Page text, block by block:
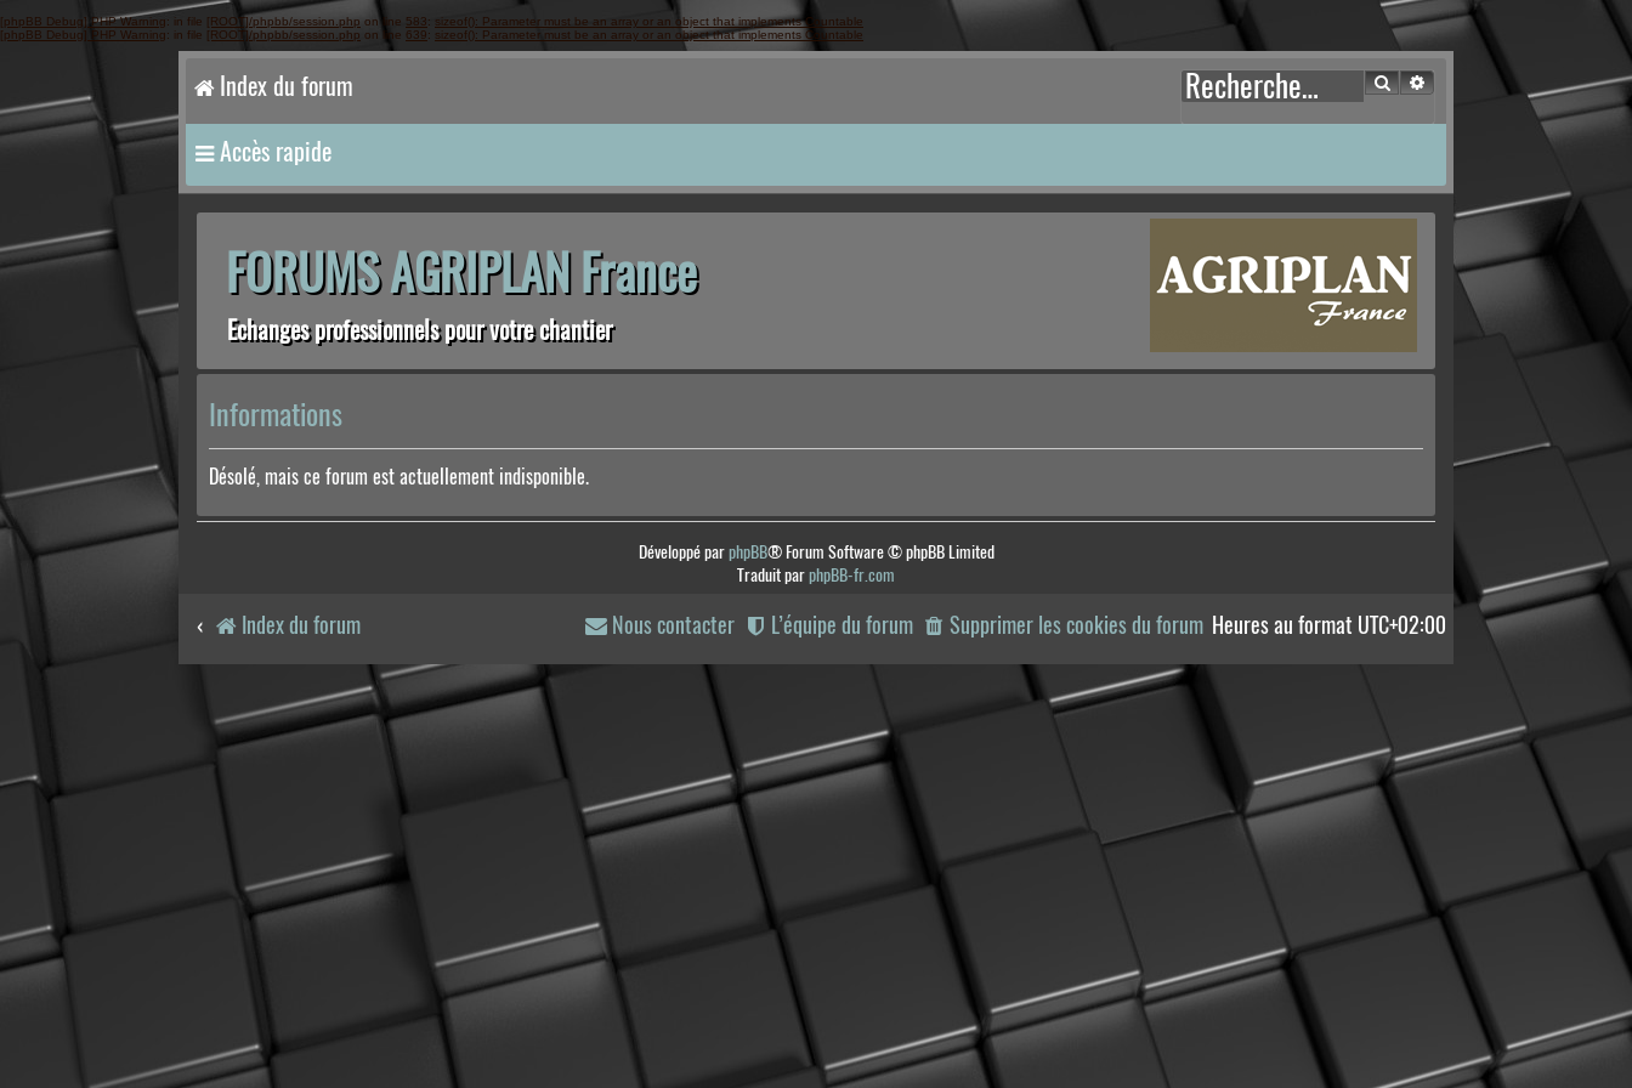
[phpBB Debug] PHP Warning: in file [ROOT]/phpbb/session.php on line 583: sizeof(): Parameter must be an array or an object that implements Countable
[phpBB Debug] PHP Warning: in file [ROOT]/phpbb/session.php on line 639: sizeof(): Parameter must be an array or an object that implements Countable
Index du forum RechercherRecherche avancée
Accès rapide
FORUMS AGRIPLAN France
Echanges professionnels pour votre chantier
Informations
Désolé, mais ce forum est actuellement indisponible.
Développé parphpBB® Forum Software © phpBB Limited
Traduit parphpBB-fr.com
Index du forum Heures au format UTC+02:00
Supprimer les cookies du forum
L’équipe du forum
Nous contacter